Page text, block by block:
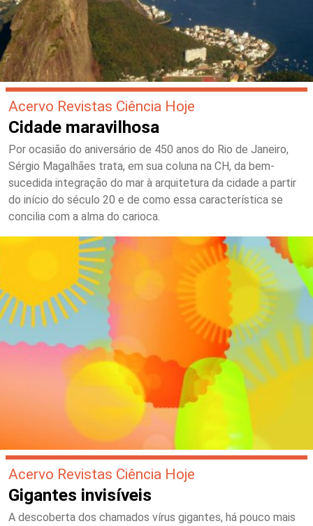
Acervo Revistas Ciência Hoje
Cidade maravilhosa
Por ocasião do aniversário de 450 anos do Rio de Janeiro,
Sérgio Magalhães trata, em sua coluna na CH, da bem-
sucedida integração do mar à arquitetura da cidade a partir
do início do século 20 e de como essa característica se
concilia com a alma do carioca.
Acervo Revistas Ciência Hoje
Gigantes invisíveis
A descoberta dos chamados vírus gigantes, há pouco mais